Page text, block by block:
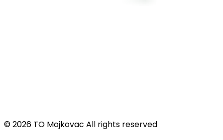
© 2026 TO Mojkovac All rights reserved